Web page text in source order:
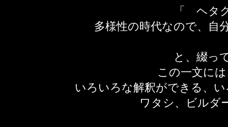
「 ヘタ
多様性の時代なので、
と、綴っ
この一文に
いろいろな解釈ができる、
ワタシ、ビルダ